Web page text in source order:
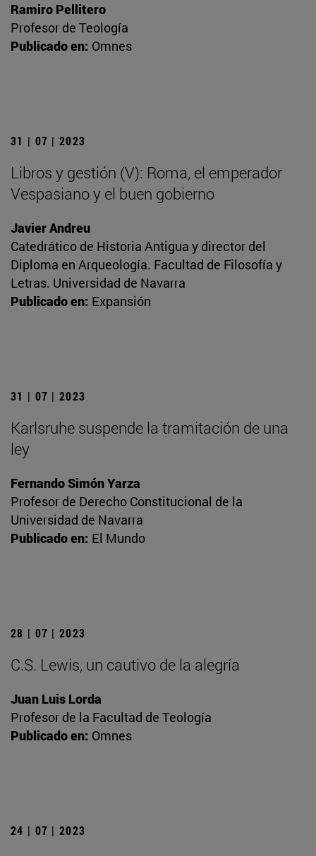
Ramiro Pellitero
Profesor de Teología
Publicado en: Omnes
31 | 07 | 2023
Libros y gestión (V): Roma, el emperador
Vespasiano y el buen gobierno
Javier Andreu
Catedrático de Historia Antigua y director del
Diploma en Arqueología. Facultad de Filosofía y
Letras. Universidad de Navarra
Publicado en: Expansión
31 | 07 | 2023
Karlsruhe suspende la tramitación de una
ley
Fernando Simón Yarza
Profesor de Derecho Constitucional de la
Universidad de Navarra
Publicado en: El Mundo
28 | 07 | 2023
C.S. Lewis, un cautivo de la alegría
Juan Luis Lorda
Profesor de la Facultad de Teología
Publicado en: Omnes
24 | 07 | 2023